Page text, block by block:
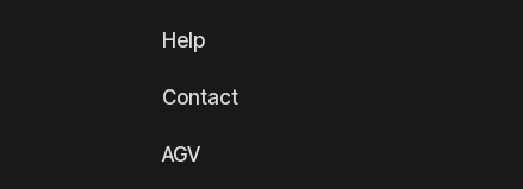
Help
Contact
AGV